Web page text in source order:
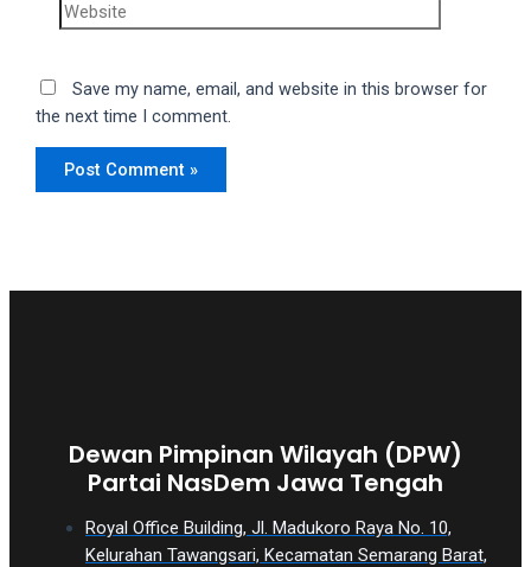
Save my name, email, and website in this browser for
the next time I comment.
Dewan Pimpinan Wilayah (DPW)
Partai NasDem Jawa Tengah
Royal Office Building, Jl. Madukoro Raya No. 10,
Kelurahan Tawangsari, Kecamatan Semarang Barat,